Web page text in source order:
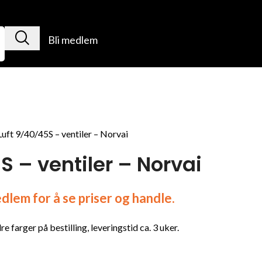
Bli medlem
9/40/45S – ventiler – Norvai
– ventiler – Norvai
for å se priser og handle.
farger på bestilling, leveringstid ca. 3 uker.